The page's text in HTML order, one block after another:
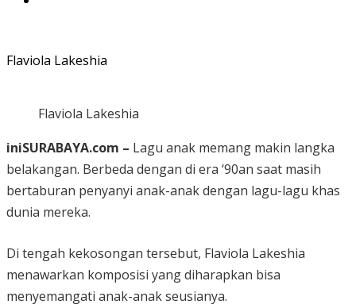
Flaviola Lakeshia
Flaviola Lakeshia
iniSURABAYA.com – Lagu anak memang makin langka
belakangan. Berbeda dengan di era ‘90an saat masih
bertaburan penyanyi anak-anak dengan lagu-lagu khas
dunia mereka.
Di tengah kekosongan tersebut, Flaviola Lakeshia
menawarkan komposisi yang diharapkan bisa
menyemangati anak-anak seusianya.